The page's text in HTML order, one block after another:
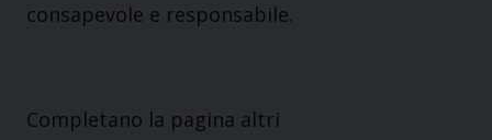
consapevole e responsabile.
Completano la pagina altri